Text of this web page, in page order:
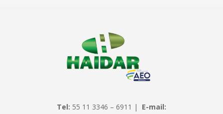
Tel: 55 11 3346 – 6911 | E-mail: